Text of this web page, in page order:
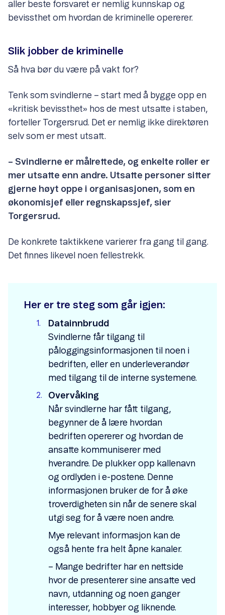
aller beste forsvaret er nemlig kunnskap og
bevissthet om hvordan de kriminelle opererer.
Slik jobber de kriminelle
Så hva bør du være på vakt for?
Tenk som svindlerne – start med å bygge opp en
«kritisk bevissthet» hos de mest utsatte i staben,
forteller Torgersrud. Det er nemlig ikke direktøren
selv som er mest utsatt.
– Svindlerne er målrettede, og enkelte roller er
mer utsatte enn andre. Utsatte personer sitter
gjerne høyt oppe i organisasjonen, som en
økonomisjef eller regnskapssjef, sier
Torgersrud.
De konkrete taktikkene varierer fra gang til gang.
Det finnes likevel noen fellestrekk.
Her er tre steg som går igjen:
Datainnbrudd
Svindlerne får tilgang til
påloggingsinformasjonen til noen i
bedriften, eller en underleverandør
med tilgang til de interne systemene.
Overvåking
Når svindlerne har fått tilgang,
begynner de å lære hvordan
bedriften opererer og hvordan de
ansatte kommuniserer med
hverandre. De plukker opp kallenavn
og ordlyden i e-postene. Denne
informasjonen bruker de for å øke
troverdigheten sin når de senere skal
utgi seg for å være noen andre.
Mye relevant informasjon kan de
også hente fra helt åpne kanaler.
– Mange bedrifter har en nettside
hvor de presenterer sine ansatte ved
navn, utdanning og noen ganger
interesser, hobbyer og liknende.